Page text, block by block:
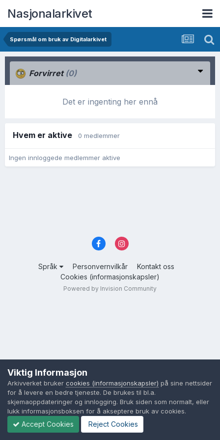
Nasjonalarkivet
Spørsmål om bruk av Digitalarkivet
Forvirret (0)
Det er ingenting her ennå
Hvem er aktive 0 medlemmer
Ingen innloggede medlemmer aktive
Språk Personvernvilkår
Kontakt oss
Cookies (informasjonskapsler)
Powered by Invision Community
Viktig Informasjon
Arkivverket bruker cookies (informasjonskapsler) på sine nettsider
for å levere en bedre tjeneste. De brukes til bl.a.
skjemaoppdateringer og innlogging. Bruk siden som normalt, eller
lukk informasjonsboksen for å akseptere bruk av cookies.
Accept Cookies Reject Cookies